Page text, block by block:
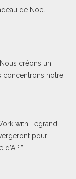
de Noël
créons un
concentrons notre
with Legrand
pour